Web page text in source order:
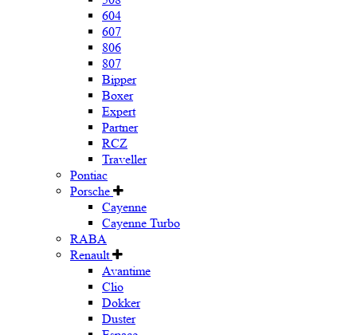
604
607
806
807
Bipper
Boxer
Expert
Partner
RCZ
Traveller
Pontiac
Porsche
Cayenne
Cayenne Turbo
RABA
Renault
Avantime
Clio
Dokker
Duster